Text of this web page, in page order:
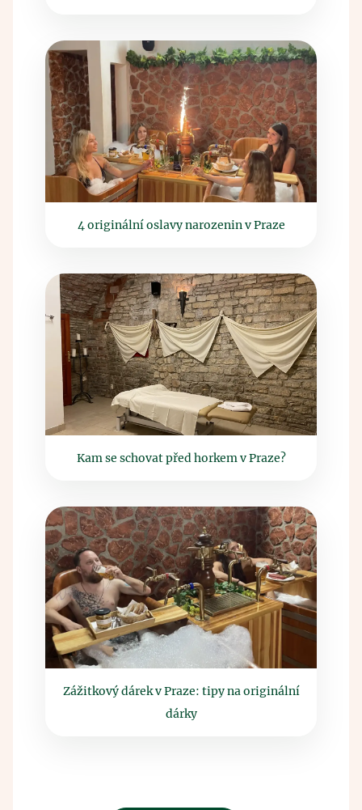
4 originální oslavy narozenin v Praze
Kam se schovat před horkem v Praze?
Zážitkový dárek v Praze: tipy na originální
dárky